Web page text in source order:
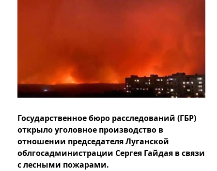
Государственное бюро расследований (ГБР)
открыло уголовное производство в
отношении председателя Луганской
облгосадминистрации Сергея Гайдая в связи
с лесными пожарами.